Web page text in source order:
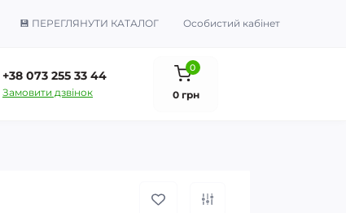
💾 ПЕРЕГЛЯНУТИ КАТАЛОГ Особистий кабінет
+38 073 255 33 44
Замовити дзвінок
0
0 грн